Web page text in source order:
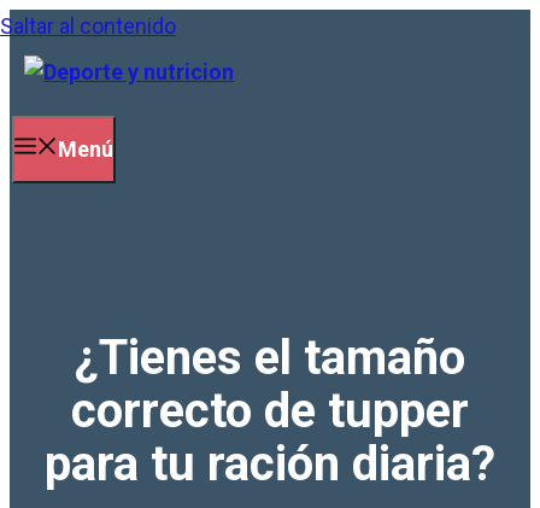
Saltar al contenido
Menú
¿Tienes el tamaño
correcto de tupper
para tu ración diaria?